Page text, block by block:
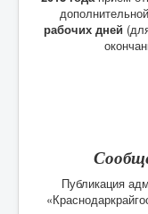
рабочих дней
Публикация